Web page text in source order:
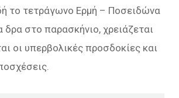
το τετράγωνο Ερμή – Ποσειδώνα
δρα στο παρασκήνιο, χρειάζεται
οι υπερβολικές προσδοκίες και